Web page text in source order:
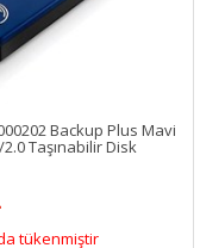
Backup Plus Mavi
Taşınabilir Disk
tükenmiştir